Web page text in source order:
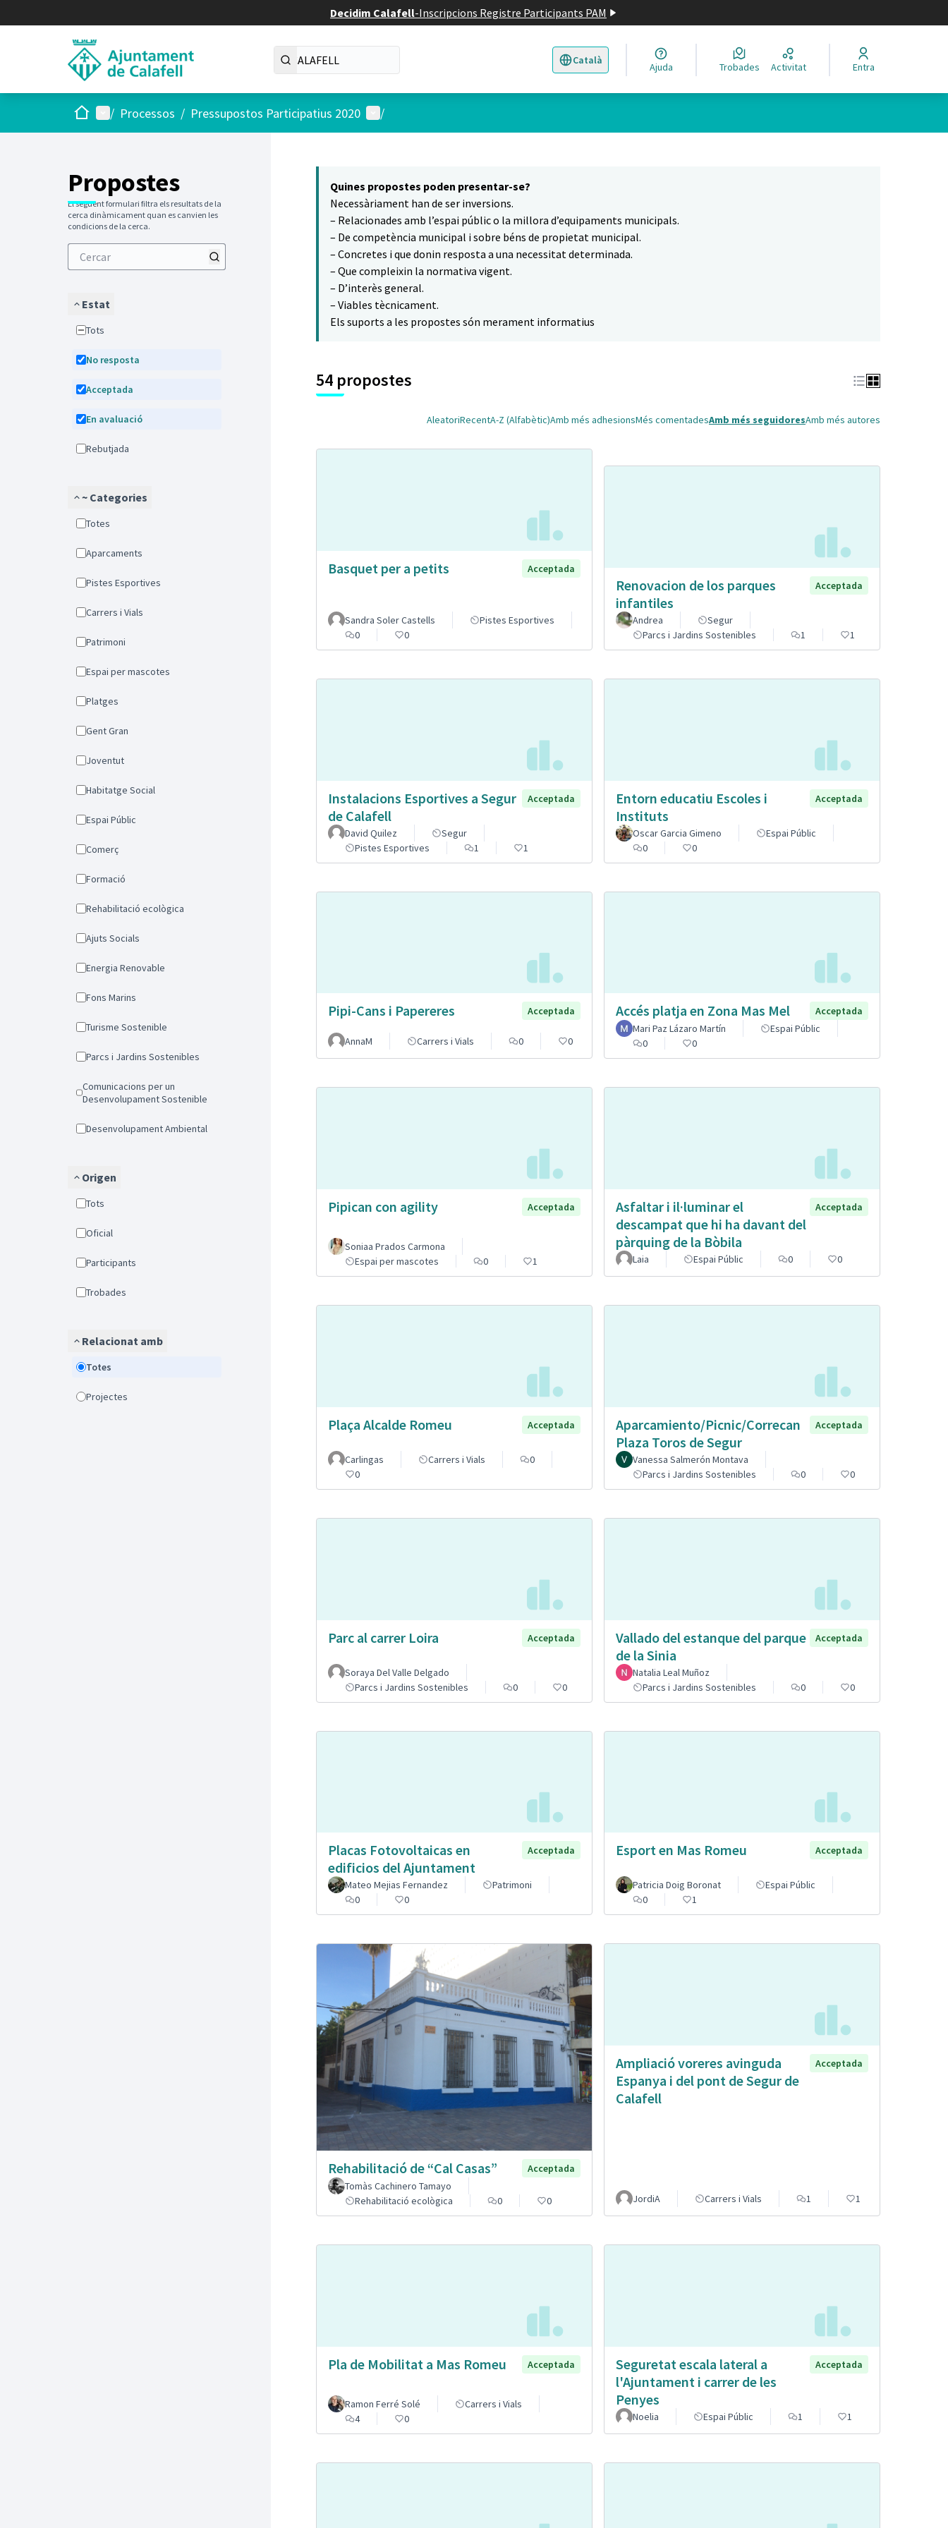
Decidim Calafell-Inscripcions Registre Participants PAM
Català
Triar la llengua Elegir el idioma
Ajuda Trobades Activitat Entra
Inici Menú principal
/ Processos / Pressupostos Participatius 2020 Menú d'usuari
/
Propostes
El següent formulari filtra els resultats de la
cerca dinàmicament quan es canvien les
condicions de la cerca.
Estat
Tots
No resposta
Acceptada
En avaluació
Rebutjada
~ Categories
Totes
Aparcaments
Pistes Esportives
Carrers i Vials
Patrimoni
Espai per mascotes
Platges
Gent Gran
Joventut
Habitatge Social
Espai Públic
Comerç
Formació
Rehabilitació ecològica
Ajuts Socials
Energia Renovable
Fons Marins
Turisme Sostenible
Parcs i Jardins Sostenibles
Comunicacions per un
Desenvolupament Sostenible
Desenvolupament Ambiental
Origen
Tots
Oficial
Participants
Trobades
Relacionat amb
Totes
Projectes
Quines propostes poden presentar-se?
Necessàriament han de ser inversions.
– Relacionades amb l’espai públic o la millora d’equipaments municipals.
– De competència municipal i sobre béns de propietat municipal.
– Concretes i que donin resposta a una necessitat determinada.
– Que compleixin la normativa vigent.
– D’interès general.
– Viables tècnicament.
Els suports a les propostes són merament informatius
54 propostes
AleatoriRecentA-Z (Alfabètic)Amb més adhesionsMés comentadesAmb més seguidoresAmb més autores
Basquet per a petits Acceptada
Sandra Soler Castells
Pistes Esportives
0
0
Renovacion de los parques
infantiles
Acceptada
Andrea
Segur
Parcs i Jardins Sostenibles
1 1
Instalacions Esportives a Segur
de Calafell
Acceptada
David Quilez
Segur
Pistes Esportives
1 1
Entorn educatiu Escoles i
Instituts
Acceptada
Oscar Garcia Gimeno
Espai Públic
0
0
Pipi-Cans i Papereres Acceptada
AnnaM Carrers i Vials 0 0
Accés platja en Zona Mas Mel
Acceptada
Mari Paz Lázaro Martín
Espai Públic
0
0
Pipican con agility Acceptada
Soniaa Prados Carmona
Espai per mascotes
0 1
Asfaltar i il·luminar el
descampat que hi ha davant del
pàrquing de la Bòbila
Acceptada
Laia Espai Públic 0 0
Plaça Alcalde Romeu Acceptada
Carlingas Carrers i Vials
0
0
Aparcamiento/Picnic/Correcan
Plaza Toros de Segur
Acceptada
Vanessa Salmerón Montava
Parcs i Jardins Sostenibles
0 0
Parc al carrer Loira Acceptada
Soraya Del Valle Delgado
Parcs i Jardins Sostenibles
0 0
Vallado del estanque del parque
de la Sinia
Acceptada
Natalia Leal Muñoz
Parcs i Jardins Sostenibles
0 0
Placas Fotovoltaicas en
edificios del Ajuntament
Acceptada
Mateo Mejias Fernandez
Patrimoni
0
0
Esport en Mas Romeu Acceptada
Patricia Doig Boronat
Espai Públic
0
1
Rehabilitació de “Cal Casas”
Acceptada
Tomàs Cachinero Tamayo
Rehabilitació ecològica
0 0
Ampliació voreres avinguda
Espanya i del pont de Segur de
Calafell
Acceptada
JordiA Carrers i Vials 1 1
Pla de Mobilitat a Mas Romeu Acceptada
Ramon Ferré Solé
Carrers i Vials
4
0
Seguretat escala lateral a
l'Ajuntament i carrer de les
Penyes
Acceptada
Noelia Espai Públic 1 1